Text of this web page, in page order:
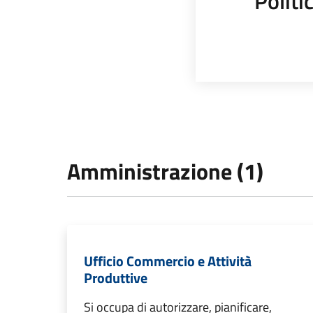
Amministrazione (1)
Ufficio Commercio e Attività
Produttive
Si occupa di autorizzare, pianificare,